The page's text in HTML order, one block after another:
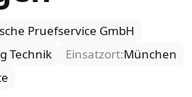
Pruefservice GmbH
Technik Einsatzort:München